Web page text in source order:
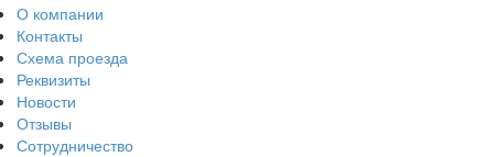
О компании
Контакты
Схема проезда
Реквизиты
Новости
Отзывы
Сотрудничество